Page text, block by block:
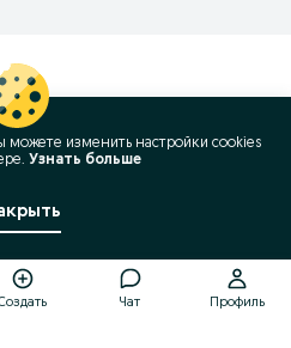
Чат Профиль
можете изменить настройки cookies
Узнать больше